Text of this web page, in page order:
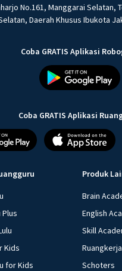
No.161, Manggarai Selatan,
Daerah Khusus Ibukota
Coba GRATIS Aplikasi
Coba GRATIS Aplikasi
Kids
for Kids
Produk
Brain
English
Skill
Ruangkerja
Schoters